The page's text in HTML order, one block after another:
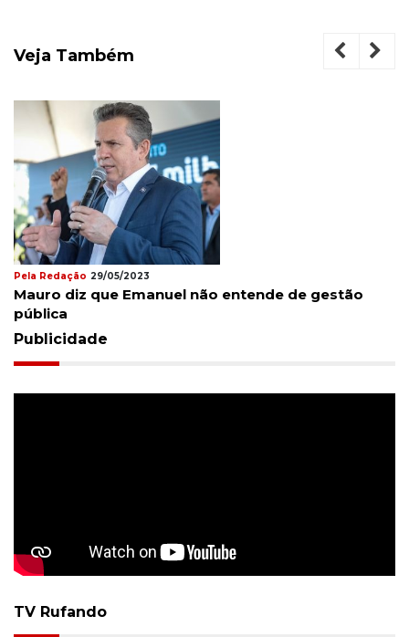
Veja Também
Pela Redação 29/05/2023
Mauro diz que Emanuel não entende de gestão
pública
Publicidade
TV Rufando